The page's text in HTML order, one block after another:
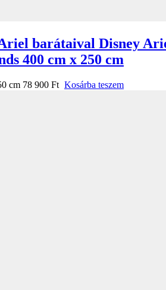
barátaival Disney
400 cm x 250 cm
cm 78 900 Ft Kosárba teszem